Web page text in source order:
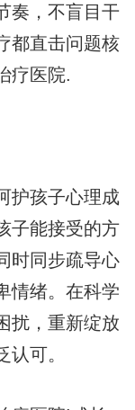
奏，不盲目干
都直击问题核
疗医院.
孩子心理成
子能接受的方
时同步疏导心
情绪。在科学
扰，重新绽放
可。